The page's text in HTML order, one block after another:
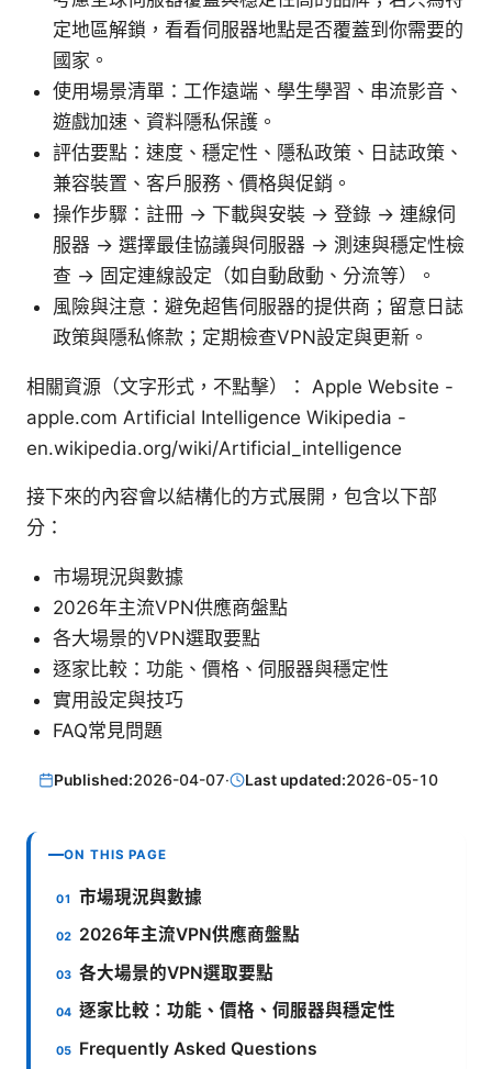
定地區解鎖，看看伺服器地點是否覆蓋到你需要的
國家。
使用場景清單：工作遠端、學生學習、串流影音、
遊戲加速、資料隱私保護。
評估要點：速度、穩定性、隱私政策、日誌政策、
兼容裝置、客戶服務、價格與促銷。
操作步驟：註冊 -> 下載與安裝 -> 登錄 -> 連線伺
服器 -> 選擇最佳協議與伺服器 -> 測速與穩定性檢
查 -> 固定連線設定（如自動啟動、分流等）。
風險與注意：避免超售伺服器的提供商；留意日誌
政策與隱私條款；定期檢查VPN設定與更新。
相關資源（文字形式，不點擊）： Apple Website -
apple.com Artificial Intelligence Wikipedia -
en.wikipedia.org/wiki/Artificial_intelligence
接下來的內容會以結構化的方式展開，包含以下部
分：
市場現況與數據
2026年主流VPN供應商盤點
各大場景的VPN選取要點
逐家比較：功能、價格、伺服器與穩定性
實用設定與技巧
FAQ常見問題
Published:2026-04-07· Last updated:2026-05-10
ON THIS PAGE
市場現況與數據
2026年主流VPN供應商盤點
各大場景的VPN選取要點
逐家比較：功能、價格、伺服器與穩定性
Frequently Asked Questions